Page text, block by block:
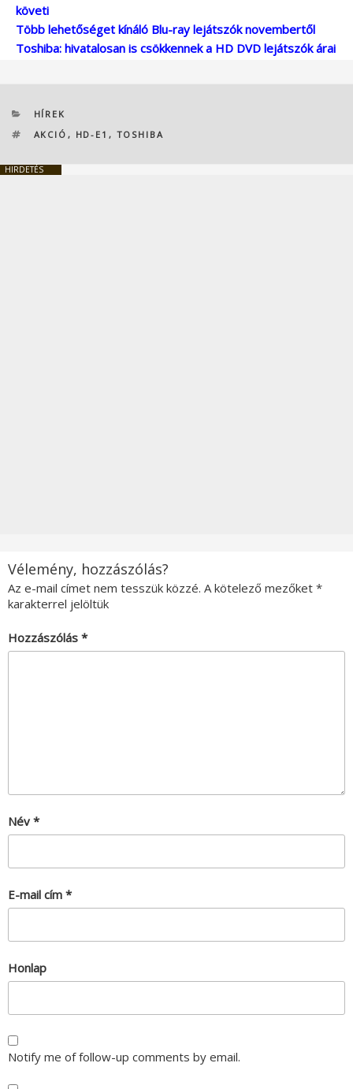
követi
Több lehetőséget kínáló Blu-ray lejátszók novembertől
Toshiba: hivatalosan is csökkennek a HD DVD lejátszók árai
KATEGÓRIÁK
HÍREK
CÍMKÉK
AKCIÓ , HD-E1 , TOSHIBA
HIRDETÉS
Vélemény, hozzászólás?
Az e-mail címet nem tesszük közzé. A kötelező mezőket *
karakterrel jelöltük
Hozzászólás *
Név *
E-mail cím *
Honlap
Notify me of follow-up comments by email.